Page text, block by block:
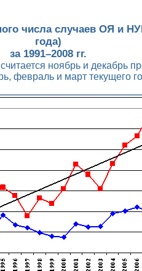
числа случаев ОЯ и
года)
за 1991–2008 гг.
ноябрь и декабрь
февраль и март текущего